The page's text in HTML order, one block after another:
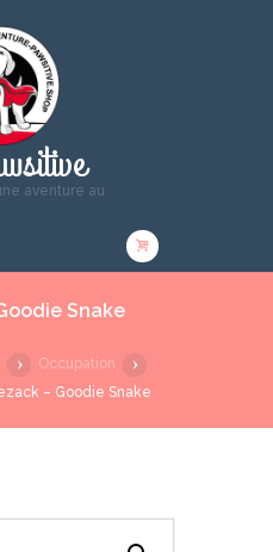
aventure au
Snake
Occupation
– Goodie Snake